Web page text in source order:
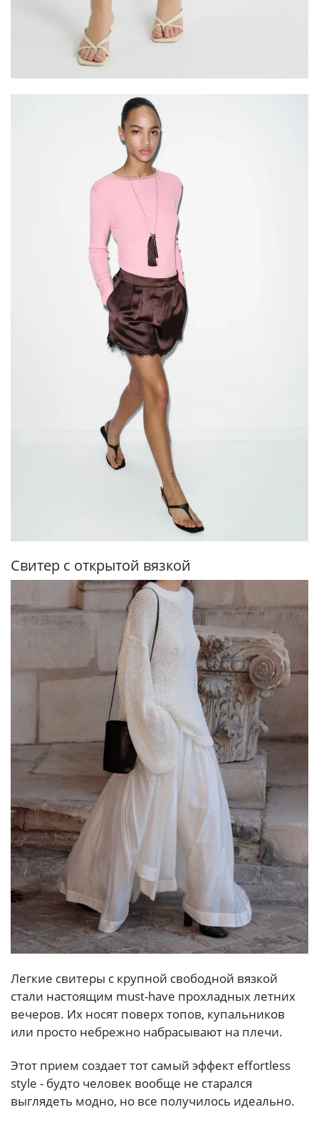
Свитер с открытой вязкой
Легкие свитеры с крупной свободной вязкой
стали настоящим must-have прохладных летних
вечеров. Их носят поверх топов, купальников
или просто небрежно набрасывают на плечи.
Этот прием создает тот самый эффект effortless
style - будто человек вообще не старался
выглядеть модно, но все получилось идеально.